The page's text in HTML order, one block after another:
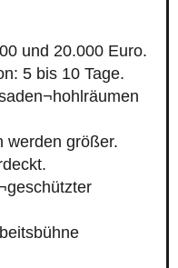
und 20.000 Euro.
5 bis 10 Tage.
werden größer.